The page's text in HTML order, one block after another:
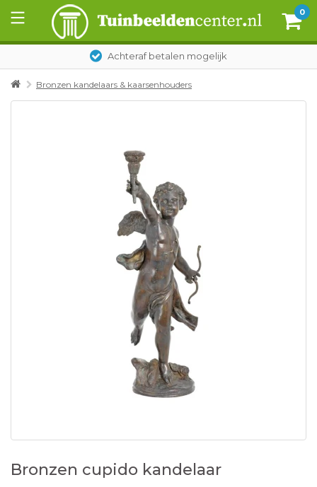
0
Achteraf betalen mogelijk
Bronzen kandelaars & kaarsenhouders
Bronzen cupido kandelaar